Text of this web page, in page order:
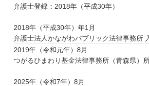
弁護士登録：2018年（平成30年）
2018年（平成30年）年1月
弁護士法人かながわパブリック法律事務所
2019年（令和元年）8月
つがるひまわり基金法律事務所（青森県）
2025年（令和7年）8月